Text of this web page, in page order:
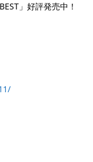
」好評発売中！